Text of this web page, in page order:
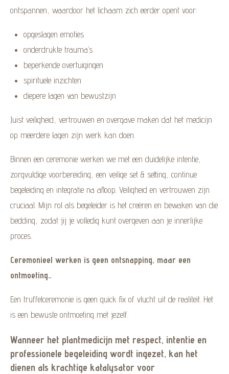
ontspannen, waardoor het lichaam zich eerder opent voor:
opgeslagen emoties
onderdrukte trauma’s
beperkende overtuigingen
spirituele inzichten
diepere lagen van bewustzijn
Juist veiligheid, vertrouwen en overgave maken dat het medicijn
op meerdere lagen zijn werk kan doen.
Binnen een ceremonie werken we met een duidelijke intentie,
zorgvuldige voorbereiding, een veilige set & setting, continue
begeleiding en integratie na afloop. Veiligheid en vertrouwen zijn
cruciaal. Mijn rol als begeleider is het creëren en bewaken van die
bedding, zodat jij je volledig kunt overgeven aan je innerlijke
proces.
Ceremonieel werken is geen ontsnapping, maar een
ontmoeting..
Een truffelceremonie is geen quick fix of vlucht uit de realiteit. Het
is een bewuste ontmoeting met jezelf.
Wanneer het plantmedicijn met respect, intentie en
professionele begeleiding wordt ingezet, kan het
dienen als krachtige katalysator voor